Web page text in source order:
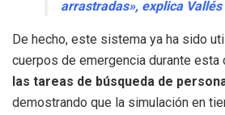
arrastradas», explica
De hecho, este sistema ya ha sido
cuerpos de emergencia durante esta
las tareas de búsqueda de
demostrando que la simulación en